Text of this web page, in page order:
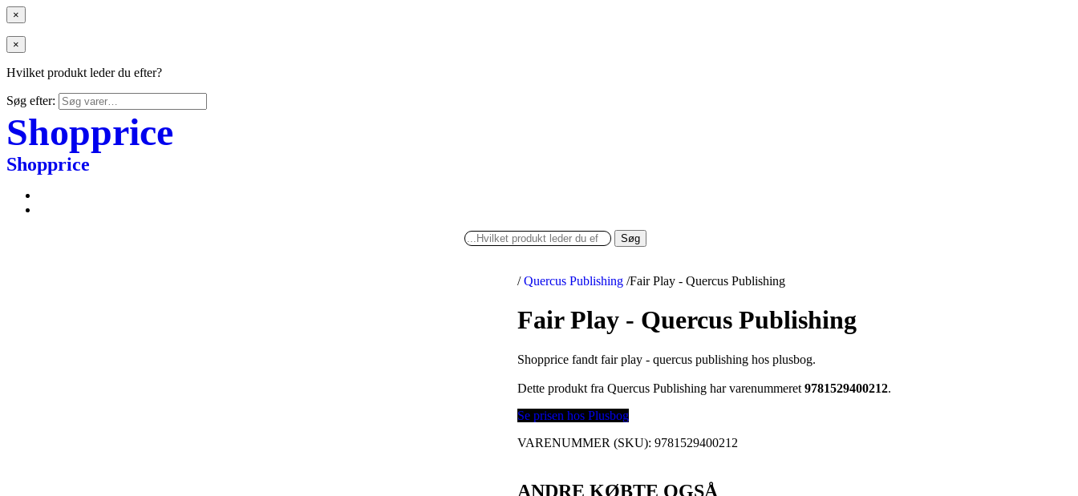
×
×
Hvilket produkt leder du efter?
Søg efter:
Shopprice
Shopprice
Søg
/ Quercus Publishing /Fair Play - Quercus Publishing
Fair Play - Quercus Publishing
Shopprice fandt fair play - quercus publishing hos plusbog.
Dette produkt fra Quercus Publishing har varenummeret9781529400212.
Se prisen hos Plusbog
VARENUMMER (SKU):9781529400212
ANDRE KØBTE OGSÅ